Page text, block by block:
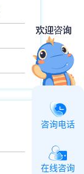
咨询电话
在线咨询